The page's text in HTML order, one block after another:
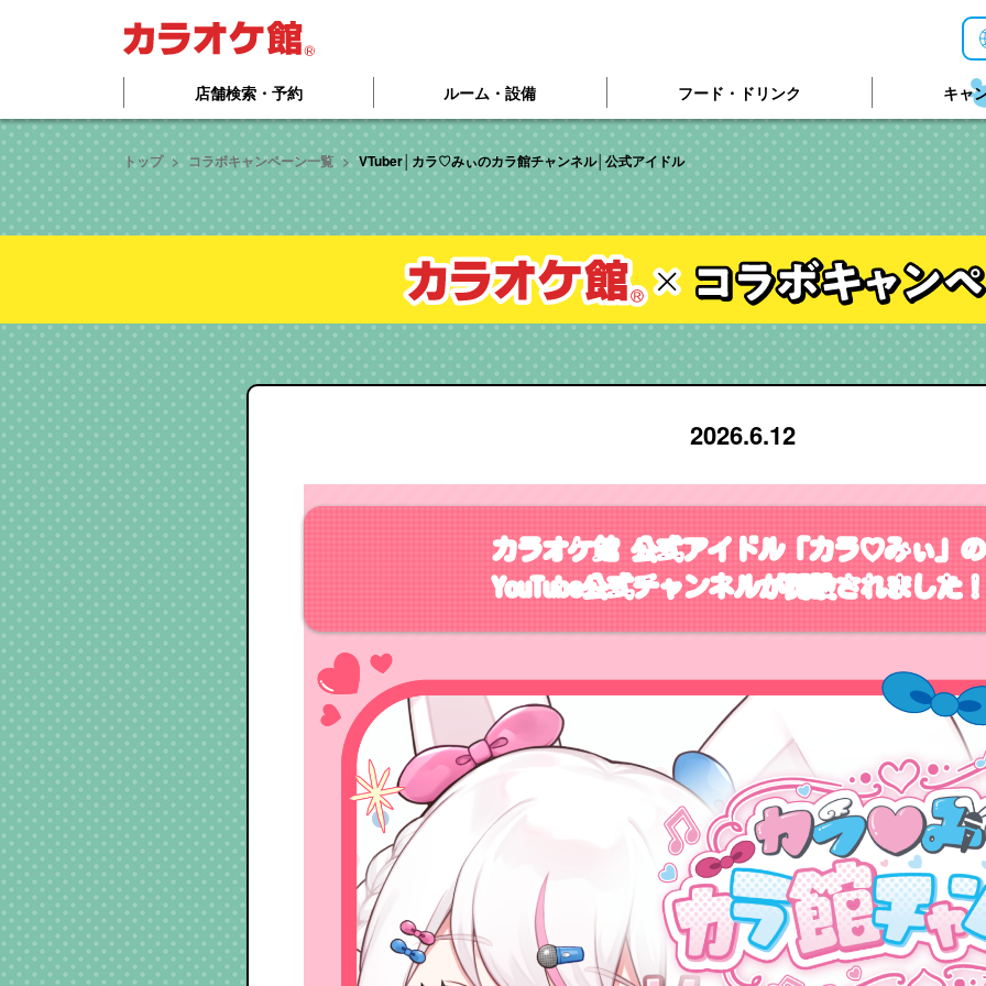
本文へ移動する
店舗検索・予約 ルーム・設備 フード・ドリンク キャ
トップ コラボキャンペーン一覧 VTuber│カラ♡みぃのカラ館チャンネル│公式アイドル
2026.6.12
カラオケ館 公式アイドル「カラ♡みぃ」の
YouTube公式チャンネルが開設されました！